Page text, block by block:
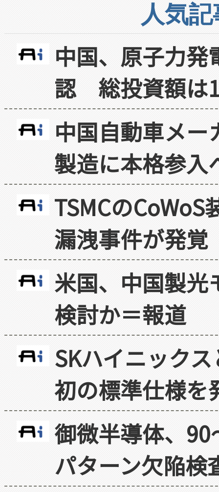
人気
中国、原子力
認 総投資額は
中国自動車メ
製造に本格参入
TSMCの
漏洩事件が発覚
米国、中国製光
検討か＝報道
SKハイニック
初の標準仕様を
御微半導体、
パターン欠陥検